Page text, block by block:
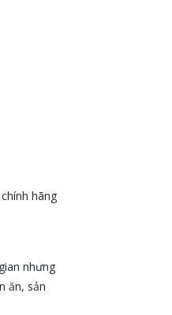
hãng
nhưng
ăn, sản